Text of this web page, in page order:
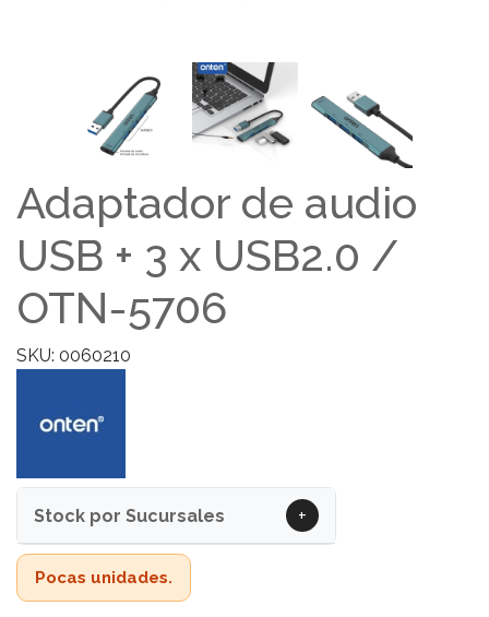
Adaptador de audio
USB + 3 x USB2.0 /
OTN-5706
SKU: 0060210
Stock por Sucursales +
Pocas unidades.